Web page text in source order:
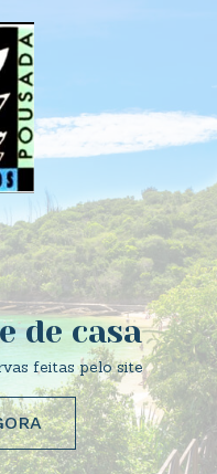
de casa
feitas pelo site